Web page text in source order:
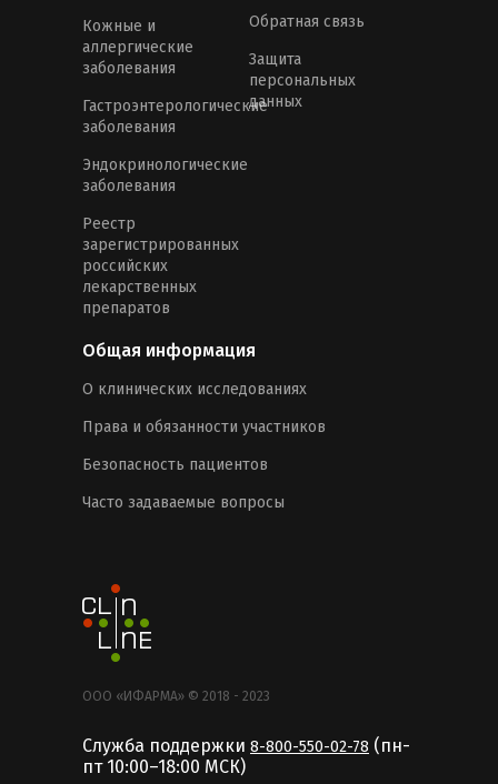
Кожные и
аллергические
заболевания
Гастроэнтерологические
заболевания
Эндокринологические
заболевания
Реестр
зарегистрированных
российских
лекарственных
препаратов
Обратная связь
Защита
персональных
данных
Общая информация
О клинических исследованиях
Права и обязанности участников
Безопасность пациентов
Часто задаваемые вопросы
ООО «ИФАРМА» © 2018 - 2023
Служба поддержки 8-800-550-02-78 (пн-
пт 10:00–18:00 MCК)